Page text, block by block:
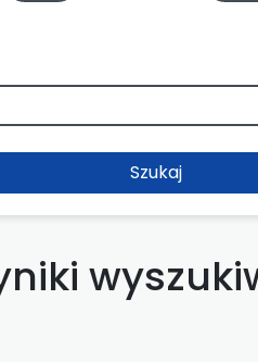
Szukaj